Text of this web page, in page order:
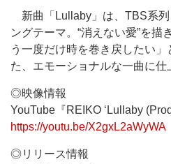
新曲「Lullaby」は、TBS系列
ングテーマ。“消えない愛”を描
う一度だけ時を巻き戻したい
た、エモーショナルな一曲に仕
◎映像情報
YouTube『REIKO ‘Lullaby
https://youtu.be/X2gxL2aWyWA
◎リリース情報